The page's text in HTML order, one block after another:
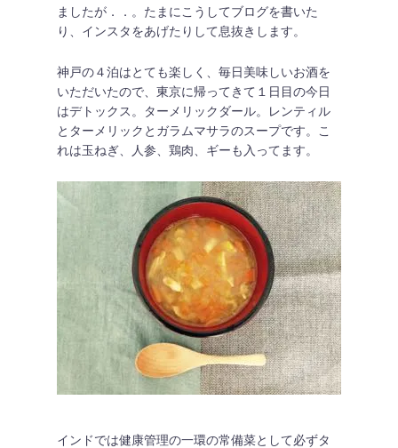
ましたが．．。たまにこうしてブログを書いた
り、インスタをあげたりして息抜きします。
神戸の４泊はとても楽しく、毎日美味しいお酒を
いただいたので、東京に帰ってきて１日目の今日
はデトックス。ターメリックダール。レンティル
とターメリックとガラムマサラのスープです。こ
れは玉ねぎ、人参、鶏肉、ギーも入ってます。
インドでは健康管理の一環の常備菜として必ずタ